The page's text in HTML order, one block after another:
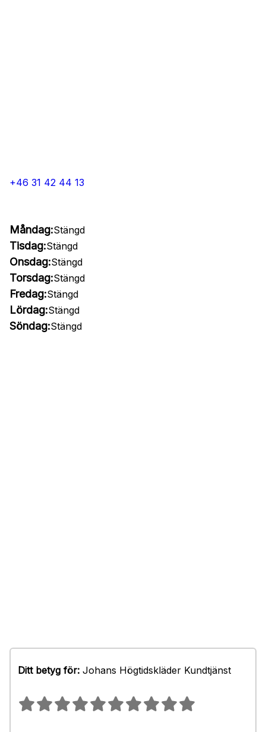
+46 31 42 44 13
Måndag:Stängd
Tisdag:Stängd
Onsdag:Stängd
Torsdag:Stängd
Fredag:Stängd
Lördag:Stängd
Söndag:Stängd
Ditt betyg för: Johans Högtidskläder Kundtjänst